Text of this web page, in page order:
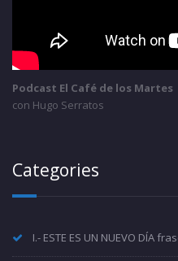
Podcast El Café de los Martes
con Hugo Serratos
Categories
I.- ESTE ES UN NUEVO DÍA